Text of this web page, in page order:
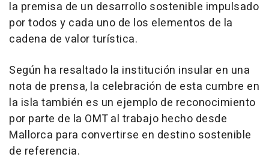
la premisa de un desarrollo sostenible impulsado
por todos y cada uno de los elementos de la
cadena de valor turística.
Según ha resaltado la institución insular en una
nota de prensa, la celebración de esta cumbre en
la isla también es un ejemplo de reconocimiento
por parte de la OMT al trabajo hecho desde
Mallorca para convertirse en destino sostenible
de referencia.